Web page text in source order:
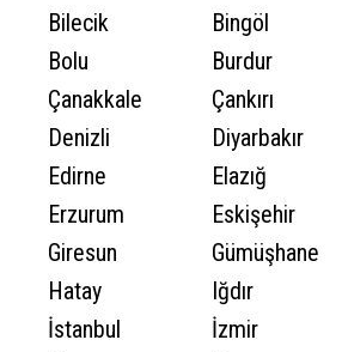
Bilecik
Bingöl
Bolu
Burdur
Çanakkale
Çankırı
Denizli
Diyarbakır
Edirne
Elazığ
Erzurum
Eskişehir
Giresun
Gümüşhane
Hatay
Iğdır
İstanbul
İzmir